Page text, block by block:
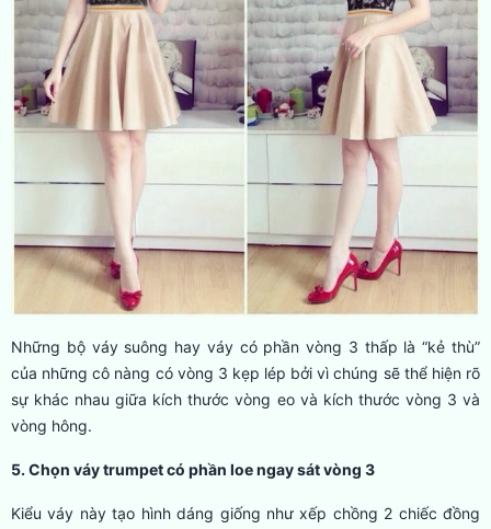
Những bộ váy suông hay váy có phần vòng 3 thấp là “kẻ thù”
của những cô nàng có vòng 3 kẹp lép bởi vì chúng sẽ thể hiện rõ
sự khác nhau giữa kích thước vòng eo và kích thước vòng 3 và
vòng hông.
5. Chọn váy trumpet có phần loe ngay sát vòng 3
Kiểu váy này tạo hình dáng giống như xếp chồng 2 chiếc đồng